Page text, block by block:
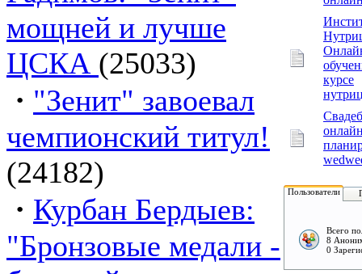
мощней и лучше
ЦСКА (25033)
· "Зенит" завоевал
чемпионский титул!
(24182)
· Курбан Бердыев:
"Бронзовые медали -
курсе
Пользователи
Всего
8
0